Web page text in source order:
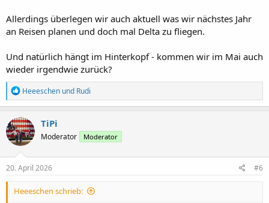
Allerdings überlegen wir auch aktuell was wir nächstes Jahr
an Reisen planen und doch mal Delta zu fliegen.
Und natürlich hängt im Hinterkopf - kommen wir im Mai auch
wieder irgendwie zurück?
R
e
a
k
t
i
o
n
e
Heeeschen und Rudi
TiPi
Moderator Moderator
20. April 2026 #6
Heeeschen schrieb: